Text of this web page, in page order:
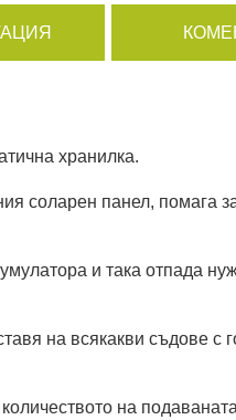
хранилка.
соларен панел, помага
и така отпада
на всякакви съдове с
на